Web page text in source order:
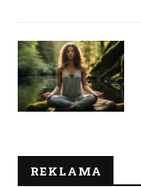
REKLAMA